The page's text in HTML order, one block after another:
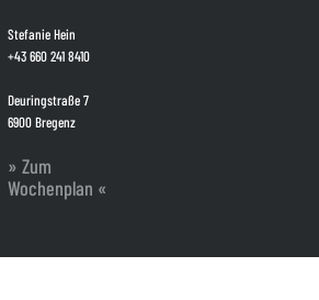
Stefanie Hein
+43 660 241 8410
Deuringstraße 7
6900 Bregenz
» Zum
Wochenplan «